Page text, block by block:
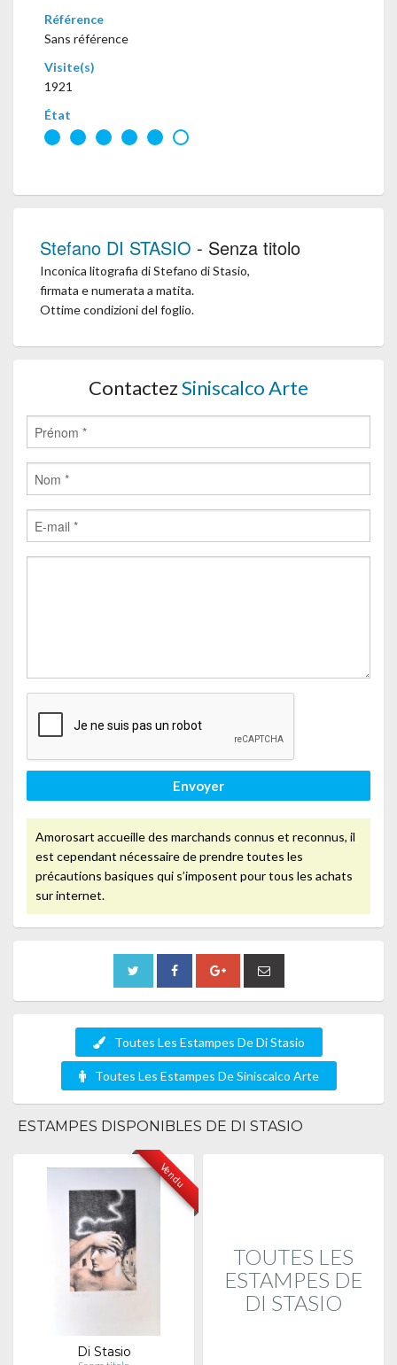
Référence
Sans référence
Visite(s)
1921
État
Stefano DI STASIO - Senza titolo
Inconica litografia di Stefano di Stasio,
firmata e numerata a matita.
Ottime condizioni del foglio.
ContactezSiniscalco Arte
Envoyer
Amorosart accueille des marchands connus et reconnus, il
est cependant nécessaire de prendre toutes les
précautions basiques qui s’imposent pour tous les achats
sur internet.
Toutes Les Estampes De Di Stasio
Toutes Les Estampes De Siniscalco Arte
ESTAMPES DISPONIBLES DE DI STASIO
Vendu
Di Stasio
TOUTES LES
ESTAMPES DE
DI STASIO